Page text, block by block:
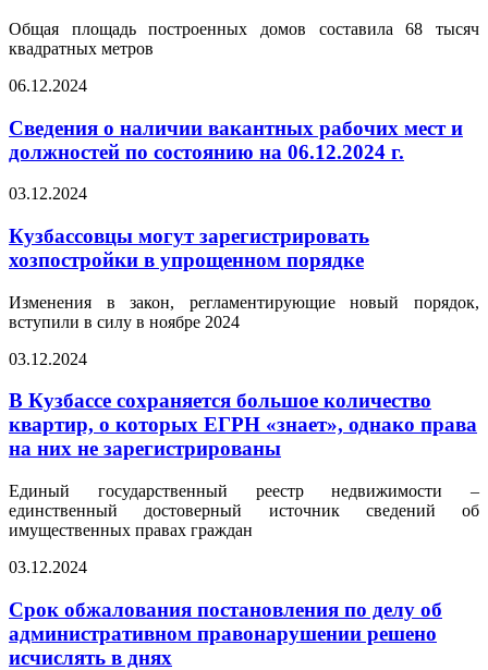
Общая площадь построенных домов составила 68 тысяч
квадратных метров
06.12.2024
Сведения о наличии вакантных рабочих мест и
должностей по состоянию на 06.12.2024 г.
03.12.2024
Кузбассовцы могут зарегистрировать
хозпостройки в упрощенном порядке
Изменения в закон, регламентирующие новый порядок,
вступили в силу в ноябре 2024
03.12.2024
В Кузбассе сохраняется большое количество
квартир, о которых ЕГРН «знает», однако права
на них не зарегистрированы
Единый государственный реестр недвижимости –
единственный достоверный источник сведений об
имущественных правах граждан
03.12.2024
Срок обжалования постановления по делу об
административном правонарушении решено
исчислять в днях